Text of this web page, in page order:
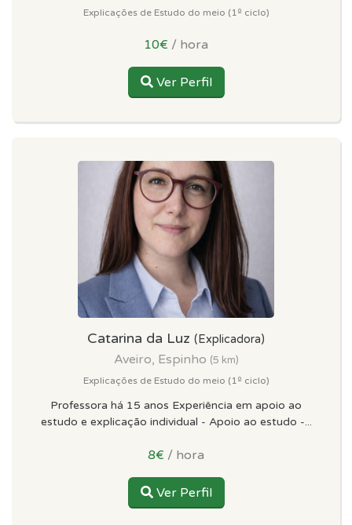
Explicações de Estudo do meio (1º ciclo)
10€ / hora
Ver Perfil
Catarina da Luz (Explicadora)
Aveiro, Espinho (5 km)
Explicações de Estudo do meio (1º ciclo)
Professora há 15 anos Experiência em apoio ao
estudo e explicação individual - Apoio ao estudo -...
8€ / hora
Ver Perfil